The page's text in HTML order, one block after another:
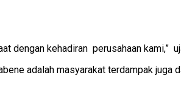
dengan kehadiran perusahaan kami,”
adalah masyarakat terdampak